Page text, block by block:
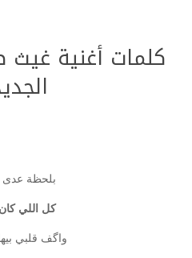
كلمات أغنية
بلحظة عدى
كل اللي
واگف قلبي